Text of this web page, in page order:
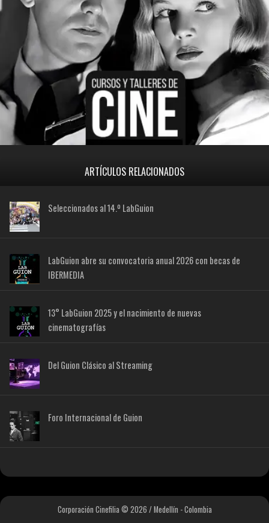
ARTÍCULOS RELACIONADOS
Seleccionados al 14.º LabGuion
LabGuion abre su convocatoria anual 2026 con becas de
IBERMEDIA
13° LabGuion 2025 y el nacimiento de nuevas
cinematografías
Del Guion Clásico al Streaming
Foro Internacional de Guion
Corporación Cinefilia © 2026 / Medellín - Colombia